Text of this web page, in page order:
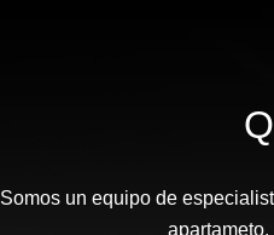
Somos un equipo de